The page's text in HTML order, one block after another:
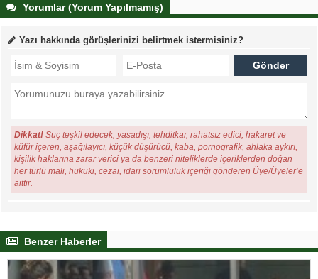
Yorumlar (Yorum Yapılmamış)
Yazı hakkında görüşlerinizi belirtmek istermisiniz?
Dikkat! Suç teşkil edecek, yasadışı, tehditkar, rahatsız edici, hakaret ve
küfür içeren, aşağılayıcı, küçük düşürücü, kaba, pornografik, ahlaka aykırı,
kişilik haklarına zarar verici ya da benzeri niteliklerde içeriklerden doğan
her türlü mali, hukuki, cezai, idari sorumluluk içeriği gönderen Üye/Üyeler’e
aittir.
Benzer Haberler